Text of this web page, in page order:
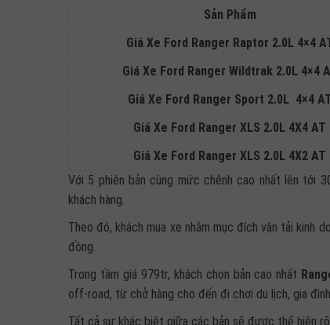
Sản Phẩm
Giá Xe Ford Ranger Raptor 2.0L 4×4
Giá Xe Ford Ranger Wildtrak 2.0L 4×4
Giá Xe Ford Ranger Sport 2.0L 4×4
Giá Xe Ford Ranger XLS 2.0L 4X4 AT
Giá Xe Ford Ranger XLS 2.0L 4X2 AT
Với 5 phiên bản cùng mức chênh cao nhất lên tới
khách hàng.
Theo đó, khách mua xe nhằm mục đích vận tải kinh
đồng.
Trong tầm giá 979tr, khách chọn bản cao nhất
off-road, từ chở hàng cho đến đi chơi du lịch, gia đình…
Tất cả sự khác biệt giữa các bản sẽ được thể hiện